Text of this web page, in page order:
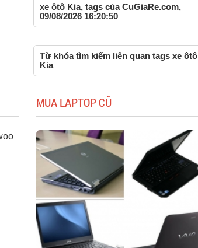
xe ôtô Kia, tags của CuGiaRe.com,
09/08/2026 16:20:50
Từ khóa tìm kiếm liên quan tags xe ôtô
Kia
MUA LAPTOP CŨ